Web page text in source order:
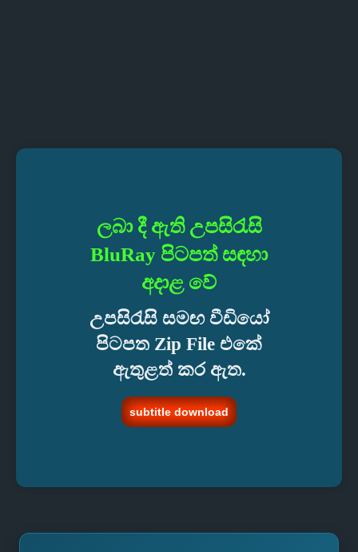
ලබා දී ඇති උපසිරැසි
BluRay පිටපත් සඳහා
අදාළ වේ
උපසිරැසි සමඟ වීඩියෝ
පිටපත Zip File එකේ
ඇතුළත් කර ඇත.
subtitle download